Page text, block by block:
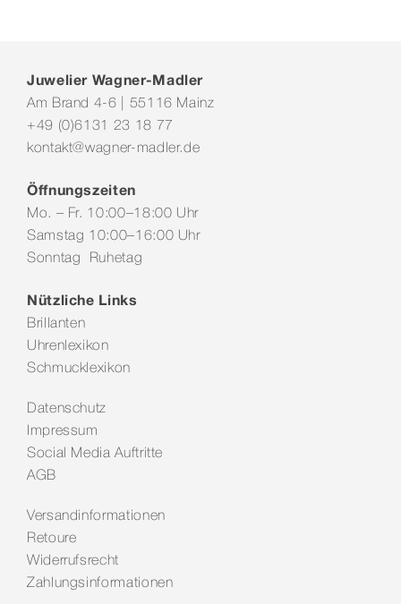
Juwelier Wagner-Madler
Am Brand 4-6 | 55116 Mainz
+49 (0)6131 23 18 77
kontakt@wagner-madler.de
Öffnungszeiten
Mo. – Fr. 10:00–18:00 Uhr
Samstag 10:00–16:00 Uhr
Sonntag Ruhetag
Nützliche Links
Brillanten
Uhrenlexikon
Schmucklexikon
Datenschutz
Impressum
Social Media Auftritte
AGB
Versandinformationen
Retoure
Widerrufsrecht
Zahlungsinformationen